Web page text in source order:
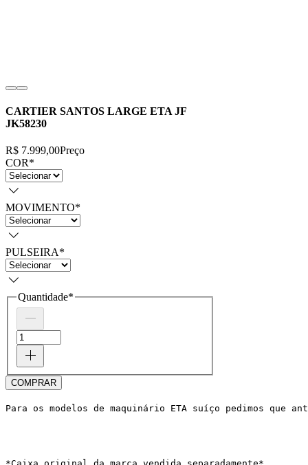
CARTIER SANTOS LARGE ETA JF
JK58230
R$ 7.999,00Preço
COR*
MOVIMENTO*
PULSEIRA*
Quantidade*
COMPRAR
Para os modelos de maquinário ETA suíço pedimos